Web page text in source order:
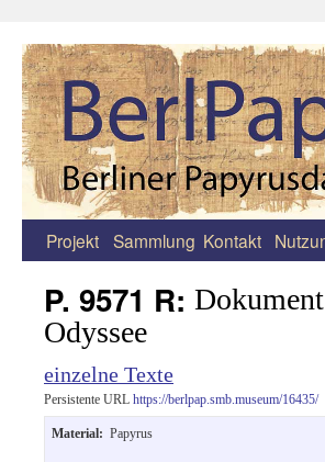
Zum
springen
Projekt Sammlung Kontakt
P. 9571 R:
Odyssee
einzelne Texte
Persistente URL https://berlpap.smb.museum/16435/
Material: Papyrus